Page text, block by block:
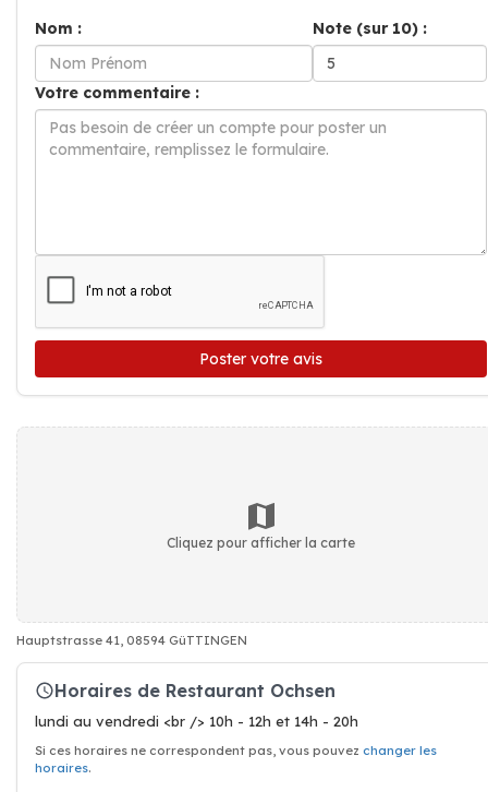
Nom :
Note (sur 10) :
Votre commentaire :
Poster votre avis
Cliquez pour afficher la carte
Hauptstrasse 41, 08594 GüTTINGEN
Horaires de Restaurant Ochsen
lundi au vendredi <br /> 10h - 12h et 14h - 20h
Si ces horaires ne correspondent pas, vous pouvez changer les
horaires.